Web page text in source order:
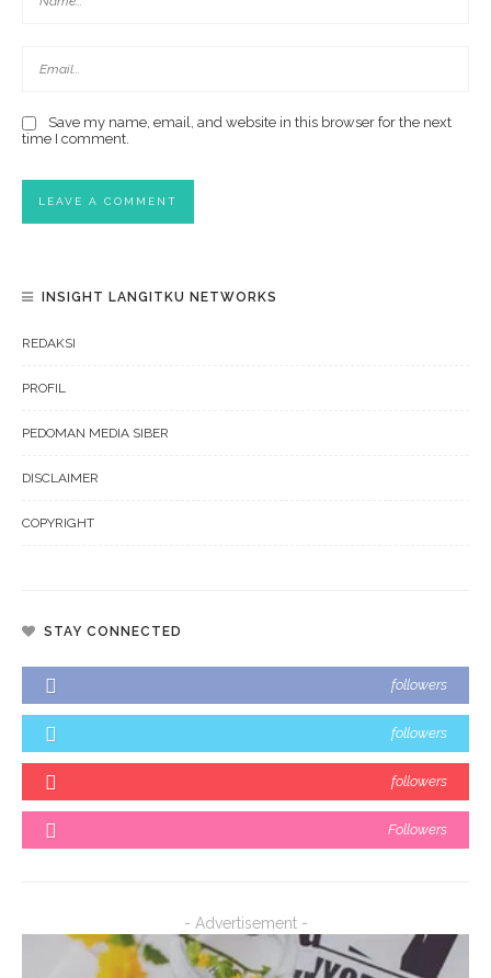
Save my name, email, and website in this browser for the next
time I comment.
INSIGHT LANGITKU NETWORKS
REDAKSI
PROFIL
PEDOMAN MEDIA SIBER
DISCLAIMER
COPYRIGHT
STAY CONNECTED
followers
followers
followers
Followers
- Advertisement -